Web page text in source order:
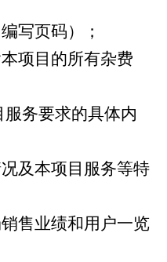
写页码）；
项目的所有杂费
务要求的具体内
及本项目服务等特
售业绩和用户一览